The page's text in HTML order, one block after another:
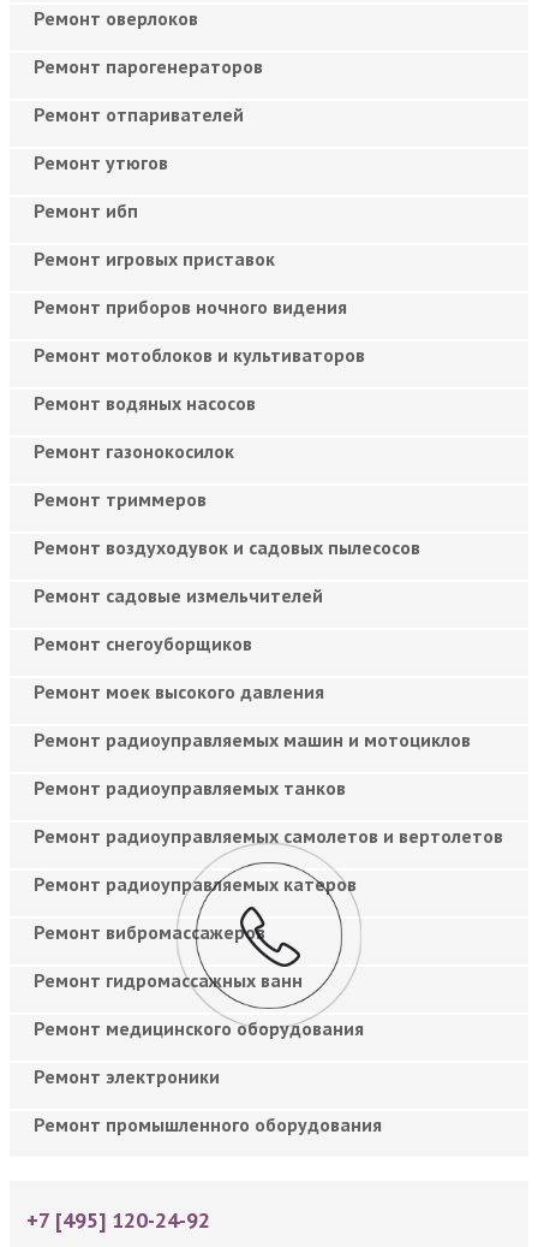
Ремонт оверлоков
Ремонт парогенераторов
Ремонт отпаривателей
Ремонт утюгов
Ремонт ибп
Ремонт игровых приставок
Ремонт приборов ночного видения
Ремонт мотоблоков и культиваторов
Ремонт водяных насосов
Ремонт газонокосилок
Ремонт триммеров
Ремонт воздуходувок и садовых пылесосов
Ремонт садовые измельчителей
Ремонт снегоуборщиков
Ремонт моек высокого давления
Ремонт радиоуправляемых машин и мотоциклов
Ремонт радиоуправляемых танков
Ремонт радиоуправляемых самолетов и вертолетов
Ремонт радиоуправляемых катеров
Ремонт вибромассажеров
Ремонт гидромассажных ванн
Ремонт медицинского оборудования
Ремонт электроники
Ремонт промышленного оборудования
+7 [495] 120-24-92